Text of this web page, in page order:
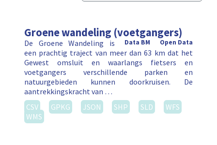
Groene wandeling (voetgangers)
Open Data
Data BM
De Groene Wandeling is
een prachtig traject van meer dan 63 km dat het
Gewest omsluit en waarlangs fietsers en
voetgangers verschillende parken en
natuurgebieden kunnen doorkruisen. De
aantrekkingskracht van …
CSV
GPKG JSON SHP SLD
WFS
WMS